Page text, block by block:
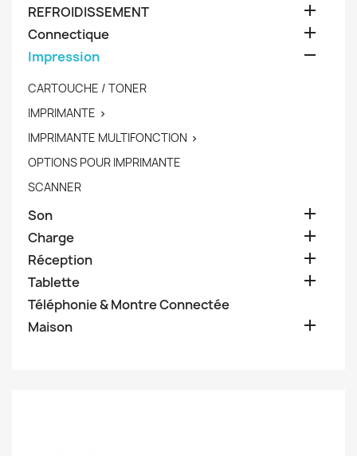
REFROIDISSEMENT 
Connectique 
Impression 
CARTOUCHE / TONER
IMPRIMANTE 
IMPRIMANTE MULTIFONCTION 
OPTIONS POUR IMPRIMANTE
SCANNER
Son 
Charge 
Réception 
Tablette 
Téléphonie & Montre Connectée
Maison
